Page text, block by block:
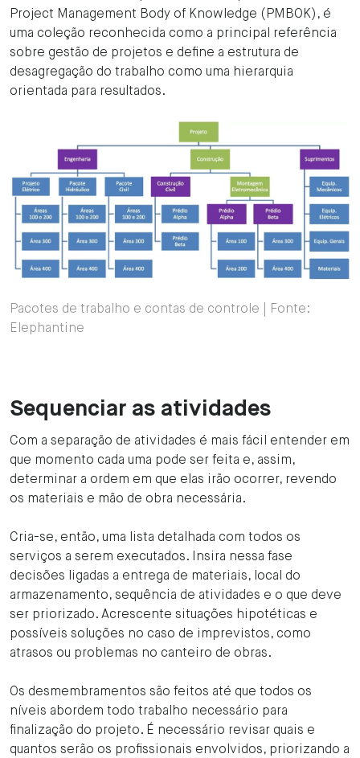
Project Management Body of Knowledge (PMBOK), é
uma coleção reconhecida como a principal referência
sobre gestão de projetos e define a estrutura de
desagregação do trabalho como uma hierarquia
orientada para resultados.
Pacotes de trabalho e contas de controle | Fonte:
Elephantine
Sequenciar as atividades
Com a separação de atividades é mais fácil entender em
que momento cada uma pode ser feita e, assim,
determinar a ordem em que elas irão ocorrer, revendo
os materiais e mão de obra necessária.
Cria-se, então, uma lista detalhada com todos os
serviços a serem executados. Insira nessa fase
decisões ligadas a entrega de materiais, local do
armazenamento, sequência de atividades e o que deve
ser priorizado. Acrescente situações hipotéticas e
possíveis soluções no caso de imprevistos, como
atrasos ou problemas no canteiro de obras.
Os desmembramentos são feitos até que todos os
níveis abordem todo trabalho necessário para
finalização do projeto. É necessário revisar quais e
quantos serão os profissionais envolvidos, priorizando a